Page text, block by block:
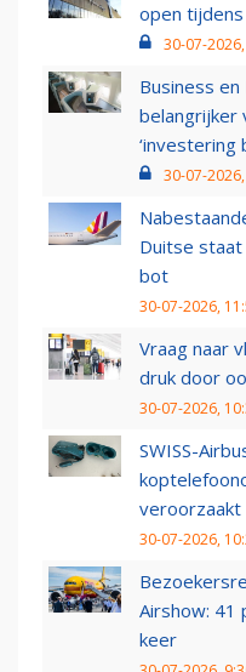
open
30-07-
Business
belangrijker
‘investering
30-07-
Duitse staat
bot
30-07-2026,
Vraag naar
druk door
30-07-2026,
SWISS-
veroorzaakt
30-07-2026,
Airshow: 41
keer